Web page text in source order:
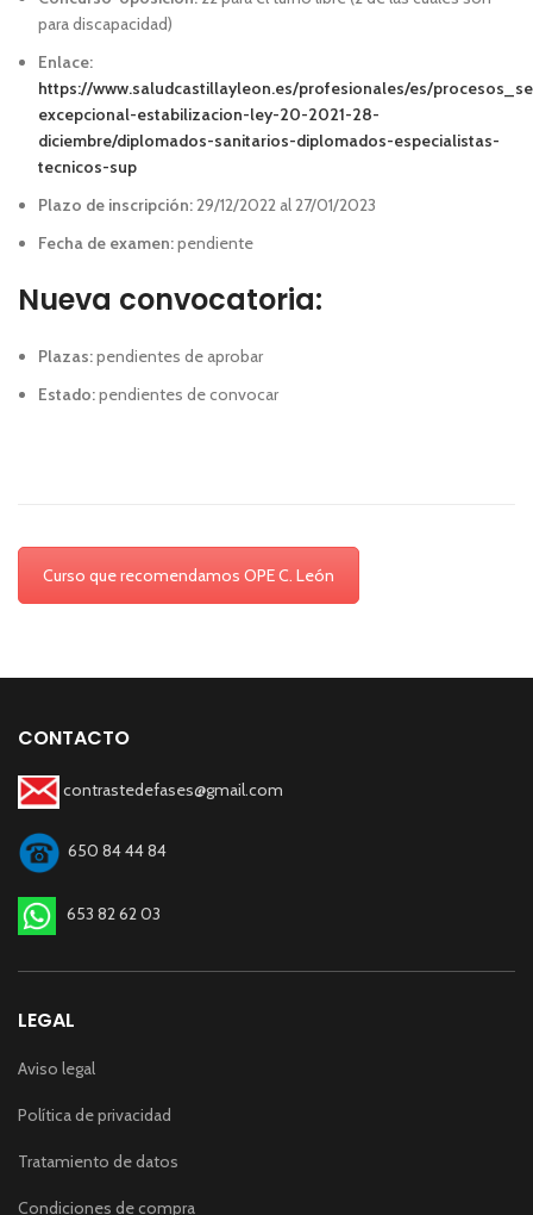
para discapacidad)
Enlace:
https://www.saludcastillayleon.es/profesionales/es/
excepcional-estabilizacion-ley-20-2021-28-
diciembre/diplomados-sanitarios-diplomados-especialistas-
tecnicos-sup
Plazo de inscripción:29/12/2022 al 27/01/2023
Fecha de examen:pendiente
Nueva convocatoria:
Plazas:pendientes de aprobar
Estado:pendientes de convocar
Curso que recomendamos OPE C. León
CONTACTO
contrastedefases@gmail.com
650 84 44 84
653 82 62 03
LEGAL
Aviso legal
Política de privacidad
Tratamiento de datos
Condiciones de compra